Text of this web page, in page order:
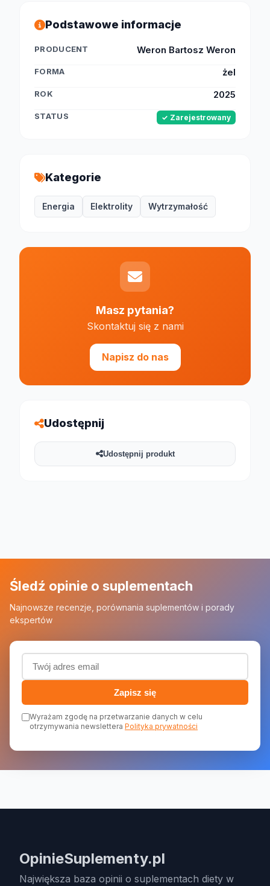
Podstawowe informacje
PRODUCENT Weron Bartosz Weron
FORMA żel
ROK 2025
STATUS ✓ Zarejestrowany
Kategorie
Energia Elektrolity Wytrzymałość
Masz pytania?
Skontaktuj się z nami
Napisz do nas
Udostępnij
Udostępnij produkt
Śledź opinie o suplementach
Najnowsze recenzje, porównania suplementów i porady
ekspertów
Adres email (wymagany)
Zapisz się
Wyrażam zgodę na przetwarzanie danych w celu
otrzymywania newslettera Polityka prywatności
OpinieSuplementy.pl
Największa baza opinii o suplementach diety w